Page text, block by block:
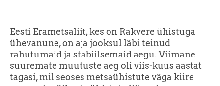
Eesti Erametsaliit, kes on Rakvere ühistuga
ühevanune, on aja jooksul läbi teinud
rahutumaid ja stabiilsemaid aegu. Viimane
suuremate muutuste aeg oli viis-kuus aastat
tagasi, mil seoses metsaühistute väga kiire